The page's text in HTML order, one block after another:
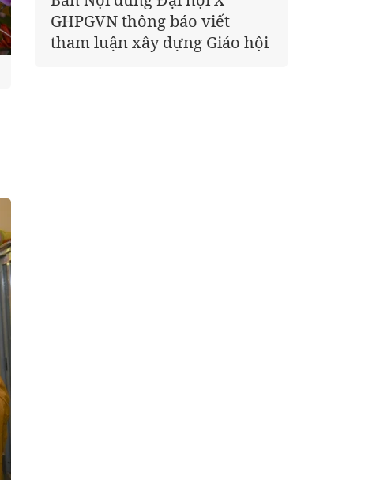
Phật tử cả nước thể hiện tấm
lòng tri ân trọn vẹn nghĩa